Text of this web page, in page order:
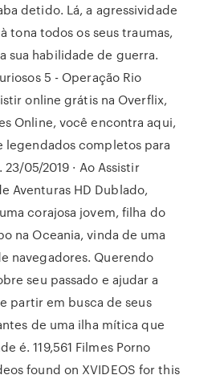
detido. Lá, a agressividade
tona todos os seus traumas,
sua habilidade de guerra.
5 - Operação Rio
online grátis na Overflix,
Online, você encontra aqui,
legendados completos para
05/2019 · Ao Assistir
Aventuras HD Dublado,
corajosa jovem, filha do
na Oceania, vinda de uma
navegadores. Querendo
seu passado e ajudar a
partir em busca de seus
de uma ilha mítica que
é. 119,561 Filmes Porno
found on XVIDEOS for this